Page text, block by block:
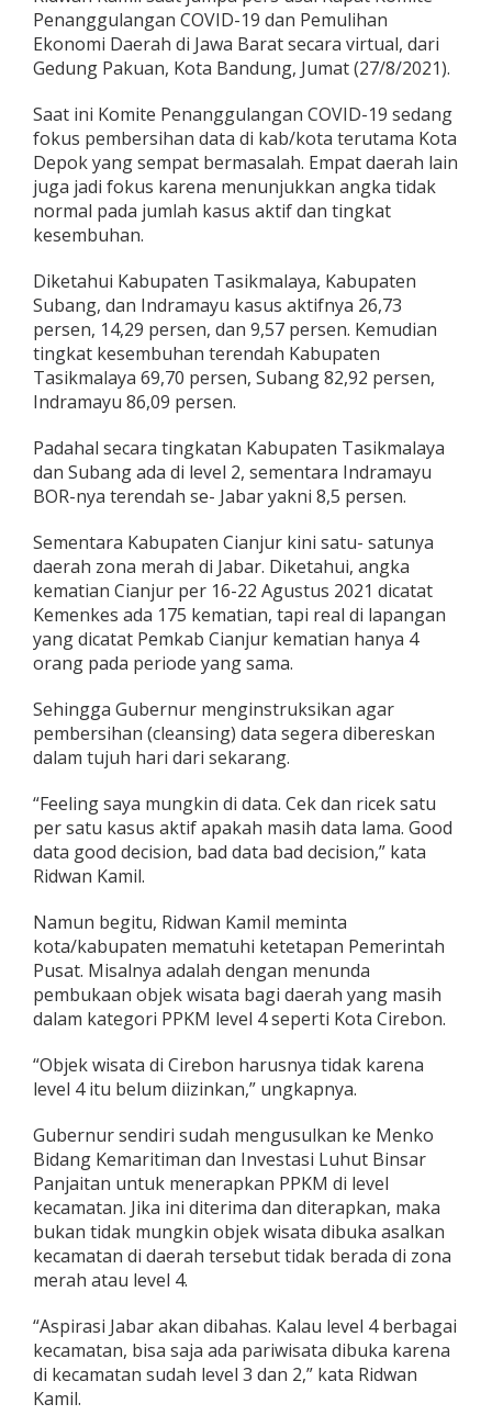
Penanggulangan COVID-19 dan Pemulihan
Ekonomi Daerah di Jawa Barat secara virtual, dari
Gedung Pakuan, Kota Bandung, Jumat (27/8/2021).
Saat ini Komite Penanggulangan COVID-19 sedang
fokus pembersihan data di kab/kota terutama Kota
Depok yang sempat bermasalah. Empat daerah lain
juga jadi fokus karena menunjukkan angka tidak
normal pada jumlah kasus aktif dan tingkat
kesembuhan.
Diketahui Kabupaten Tasikmalaya, Kabupaten
Subang, dan Indramayu kasus aktifnya 26,73
persen, 14,29 persen, dan 9,57 persen. Kemudian
tingkat kesembuhan terendah Kabupaten
Tasikmalaya 69,70 persen, Subang 82,92 persen,
Indramayu 86,09 persen.
Padahal secara tingkatan Kabupaten Tasikmalaya
dan Subang ada di level 2, sementara Indramayu
BOR-nya terendah se- Jabar yakni 8,5 persen.
Sementara Kabupaten Cianjur kini satu- satunya
daerah zona merah di Jabar. Diketahui, angka
kematian Cianjur per 16-22 Agustus 2021 dicatat
Kemenkes ada 175 kematian, tapi real di lapangan
yang dicatat Pemkab Cianjur kematian hanya 4
orang pada periode yang sama.
Sehingga Gubernur menginstruksikan agar
pembersihan (cleansing) data segera dibereskan
dalam tujuh hari dari sekarang.
“Feeling saya mungkin di data. Cek dan ricek satu
per satu kasus aktif apakah masih data lama. Good
data good decision, bad data bad decision,” kata
Ridwan Kamil.
Namun begitu, Ridwan Kamil meminta
kota/kabupaten mematuhi ketetapan Pemerintah
Pusat. Misalnya adalah dengan menunda
pembukaan objek wisata bagi daerah yang masih
dalam kategori PPKM level 4 seperti Kota Cirebon.
“Objek wisata di Cirebon harusnya tidak karena
level 4 itu belum diizinkan,” ungkapnya.
Gubernur sendiri sudah mengusulkan ke Menko
Bidang Kemaritiman dan Investasi Luhut Binsar
Panjaitan untuk menerapkan PPKM di level
kecamatan. Jika ini diterima dan diterapkan, maka
bukan tidak mungkin objek wisata dibuka asalkan
kecamatan di daerah tersebut tidak berada di zona
merah atau level 4.
“Aspirasi Jabar akan dibahas. Kalau level 4 berbagai
kecamatan, bisa saja ada pariwisata dibuka karena
di kecamatan sudah level 3 dan 2,” kata Ridwan
Kamil.